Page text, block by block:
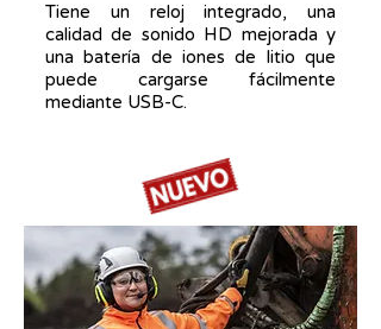
Tiene un reloj integrado, una
calidad de sonido HD mejorada y
una batería de iones de litio que
puede cargarse fácilmente
mediante USB-C.